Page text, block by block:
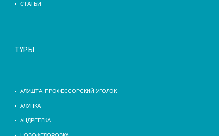
СТАТЬИ
ТУРЫ
АЛУШТА. ПРОФЕССОРСКИЙ УГОЛОК
АЛУПКА
АНДРЕЕВКА